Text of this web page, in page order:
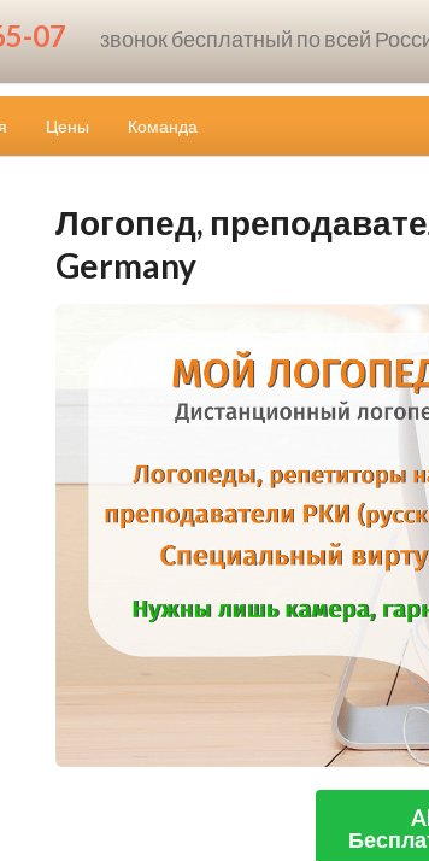
07 звонок бесплатный по всей
Цены Команда
Логопед,
Germany